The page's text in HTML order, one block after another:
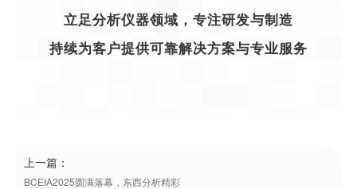
立足分析仪器领域，专注研发与制造
持续为客户提供可靠解决方案与专业服务
上一篇：
BCEIA2025圆满落幕，东西分析精彩